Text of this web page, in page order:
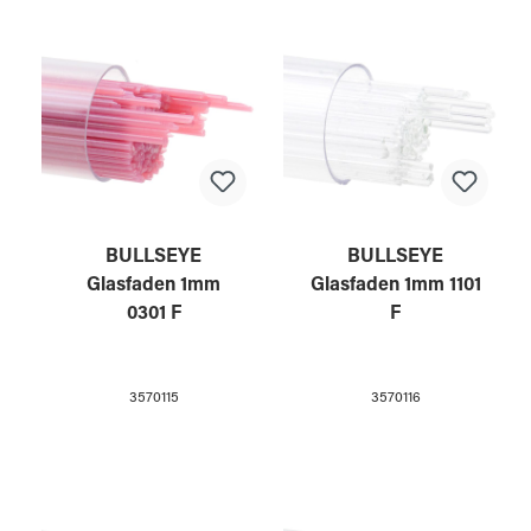
BULLSEYE
Glasfaden 1mm
0301 F
3570115
BULLSEYE
Glasfaden 1mm 1101
F
3570116